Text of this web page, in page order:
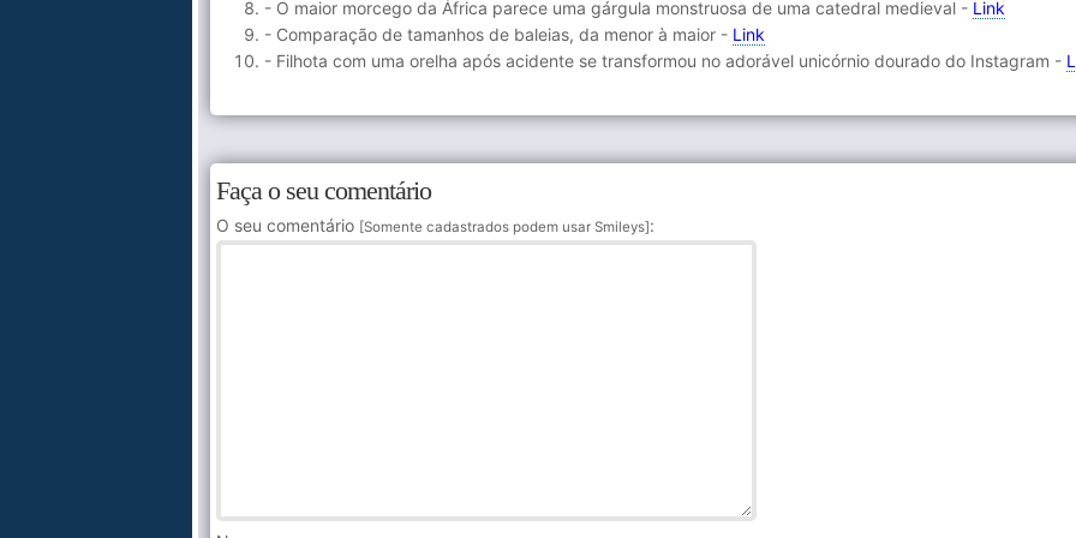
- O maior morcego da África parece uma gárgula monstruosa de uma catedral medieval - Link
- Comparação de tamanhos de baleias, da menor à maior - Link
- Filhota com uma orelha após acidente se transformou no adorável unicórnio dourado do Instagram -
Faça o seu comentário
O seu comentário [Somente cadastrados podem usar Smileys]: